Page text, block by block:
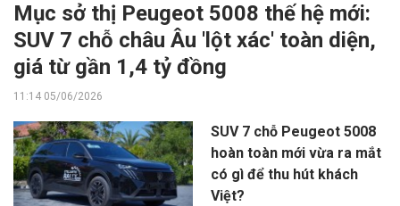
Mục sở thị Peugeot 5008 thế hệ mới:
SUV 7 chỗ châu Âu 'lột xác' toàn diện,
giá từ gần 1,4 tỷ đồng
11:14 05/06/2026
SUV 7 chỗ Peugeot 5008
hoàn toàn mới vừa ra mắt
có gì để thu hút khách
Việt?